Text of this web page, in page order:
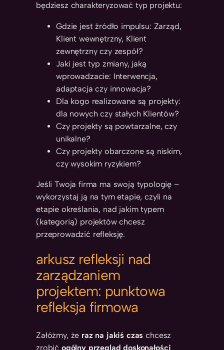
będziesz charakteryzować typ projektu:
Gdzie jest źródło impulsu: Zarząd,
Klient wewnętrzny, Klient
zewnętrzny czy zespół?
Jaki jest typ zmiany, jaką
wprowadzacie: Interwencja,
adaptacja czy innowacja?
Dla kogo realizowane są projekty:
dla nowych czy stałych Klientów?
Czy projekty są powtarzalne, czy
unikalne?
Czy projekty obarczone są niskim,
czy wysokim ryzykiem?
Jeśli Twoja firma ma swoją typologię –
wykorzystaj ją na tym etapie, czyli na
etapie określania, nad jakim typem
(kategorią) projektów chcesz
przeprowadzić refleksję.
arkusz refleksji nad
zarządzaniem
projektem: punktowa
refleksja firmowa
Załóżmy, że raz na jakiś czas chcesz
zrobić ogólny przegląd doskonałości